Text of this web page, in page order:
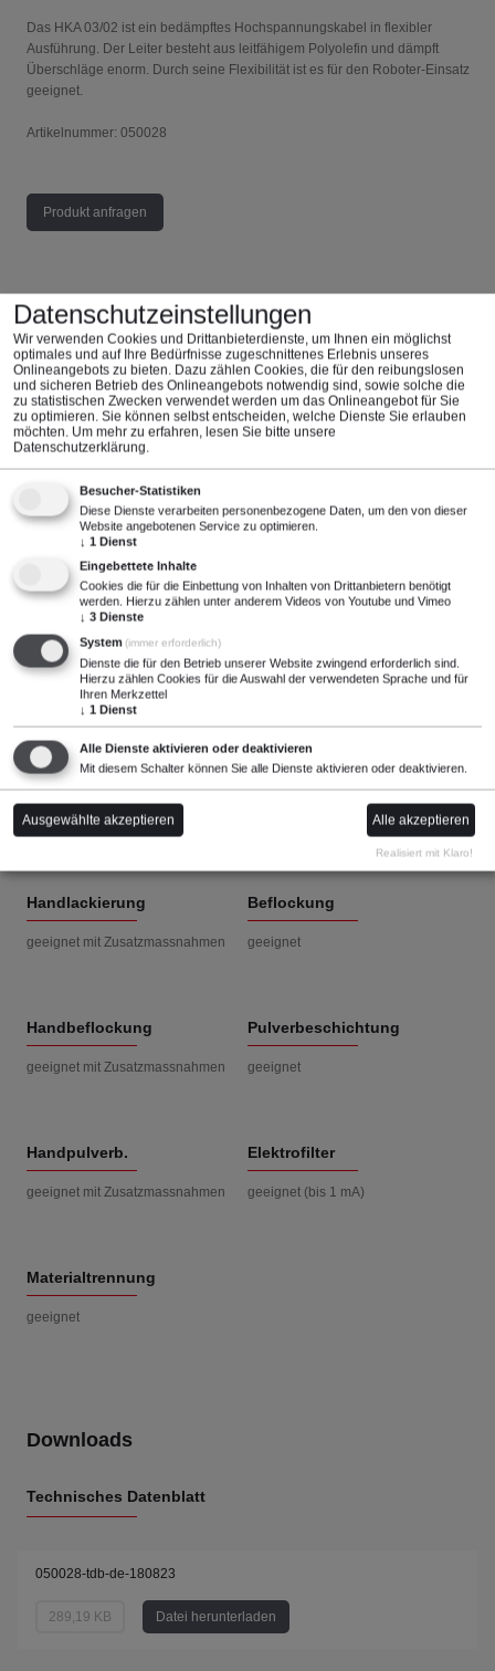
Das HKA 03/02 ist ein bedämpftes Hochspannungskabel in flexibler
Ausführung. Der Leiter besteht aus leitfähigem Polyolefin und dämpft
Überschläge enorm. Durch seine Flexibilität ist es für den Roboter-Einsatz
geeignet.
Artikelnummer: 050028
Produkt anfragen
Technische Daten
Spannung
120 kV
Strom
Durchmesser
7,8 mm
Leiter
Leiterwiderstand
20-100 kOhm/m
Ölbeschichtung
ungeeignet
Lackierung
Handlackierung
geeignet mit Zusatzmassnahmen
Beflockung
geeignet
Handbeflockung
geeignet mit Zusatzmassnahmen
Pulverbeschichtung
geeignet
Handpulverb.
geeignet mit Zusatzmassnahmen
Elektrofilter
geeignet (bis 1 mA)
Materialtrennung
geeignet
Downloads
Technisches Datenblatt
050028-tdb-de-180823
289,19 KB Datei herunterladen
Datenschutzeinstellungen
Wir verwenden Cookies und Drittanbieterdienste, um Ihnen ein möglichst
optimales und auf Ihre Bedürfnisse zugeschnittenes ​Erlebnis unseres
Onlineangebots zu bieten. Dazu zählen Cookies, die für den reibungslosen
und sicheren Betrieb des Onlineangebots notwendig sind, sowie solche die
zu statistischen Zwecken verwendet werden um das Onlineangebot für Sie
zu optimieren. Sie können selbst entscheiden, welche Dienste Sie erlauben
möchten. Um mehr zu erfahren, lesen Sie bitte unsere
Datenschutzerklärung.
Besucher-Statistiken
Diese Dienste verarbeiten personenbezogene Daten, um den von dieser
Website angebotenen Service zu optimieren.
↓ 1 Dienst
Eingebettete Inhalte
Cookies die für die Einbettung von Inhalten von Drittanbietern benötigt
werden. Hierzu zählen unter anderem Videos von Youtube und Vimeo
↓ 3 Dienste
System(immer erforderlich)
Dienste die für den Betrieb unserer Website zwingend erforderlich sind.
Hierzu zählen Cookies für die Auswahl der verwendeten Sprache und für
Ihren Merkzettel
↓ 1 Dienst
Alle Dienste aktivieren oder deaktivieren
Mit diesem Schalter können Sie alle Dienste aktivieren oder deaktivieren.
Ausgewählte akzeptieren Alle akzeptieren
Realisiert mit Klaro!